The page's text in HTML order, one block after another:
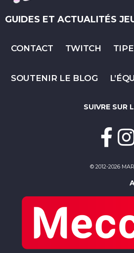
GUIDES ET ACTUALITÉS
CONTACT TWITCH
SOUTENIR LE BLOG
SUIVRE SUR
© 2012-2026